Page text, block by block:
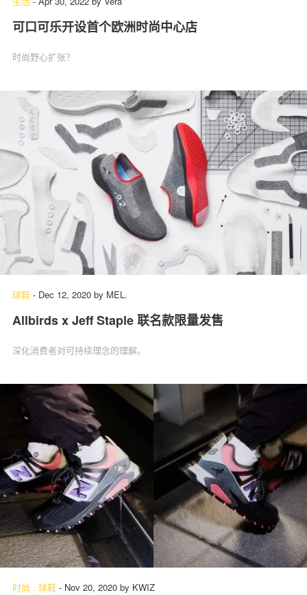
可口可乐开设首个欧洲时尚中心店
时尚野心扩张？
球鞋 - Dec 12, 2020 by MEL.
Allbirds x Jeff Staple 联名款限量发售
深化消费者对可持续理念的理解。
时尚 . 球鞋 - Nov 20, 2020 by KWIZ